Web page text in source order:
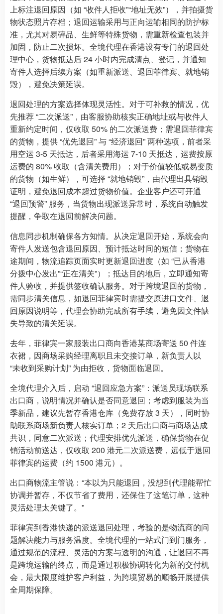
上标注退回原因（如 “收件人拒收”“地址无效”），并拍摄货
物状态照片存档；退回运输采用与正向运输相同的防护标
准，尤其对易碎品、生鲜等特殊货物，需重新检查包装并
加固，防止二次损坏。全境代理在香港设有专门的退回处
理中心，货物抵达后 24 小时内完成清点、登记，并通知
寄件人选择后续方案（如重新派送、退回菲律宾、就地销
毁），避免决策延误。
退回处理的方案选择体现灵活性。对于可补救的情况，优
先推荐 “二次派送”，由客服协助核实正确地址或与收件人
重新约定时间，仅收取 50% 的二次派送费；需退回菲律宾
的货物，提供 “优先退回” 与 “经济退回” 两种选项，前者采
用空运 3-5 天抵达，后者采用海运 7-10 天抵达，运费按原
运费的 80% 收取（含清关费用）；对于价值较低或易变质
的货物（如生鲜），可选择 “就地销毁”，由代理出具销毁
证明，避免退回成本超过货物价值。企业客户还可开通
“退回预警” 服务，当货物出现派送异常时，系统自动触发
提醒，争取在退回前解决问题。
信息同步机制确保各方知情。从决定退回开始，系统会向
寄件人发送包含退回原因、预计抵达时间的短信；货物在
途期间，物流追踪页面实时更新退回进度（如 “已从香港
分拨中心发出”“正在清关”）；抵达目的地后，立即通知寄
件人验收，并提供签收确认服务。对于跨境退回的货物，
需同步清关信息，如退回菲律宾时需提交原进口文件、退
回原因说明等，代理会协助完成所有手续，避免因文件缺
失导致的清关延误。
去年，菲律宾一家服装出口商向香港某商场寄送 50 件连
衣裙，因商场采购经理离职且未交接订单，新负责人以
“未收到采购计划” 为由拒收，货物面临退回。
全境代理介入后，启动 “退回应急方案”：派送员现场联系
出口商，说明情况并确认是否同意退回；考虑到服装为当
季新品，建议先暂存香港仓库（免费存放 3 天），同时协
助联系商场新负责人核实订单；2 天后出口商与商场达成
共识，同意二次派送；代理安排优先派送，确保货物在促
销活动前送达，仅收取 200 港元二次派送费，远低于退回
菲律宾的运费（约 1500 港元）。
出口商物流主管说：“本以为只能退回，没想到代理能帮忙
协调并暂存，不仅节省了费用，还保住了这笔订单，这种
灵活处理太关键了。”
菲律宾到香港快递的派送退回处理，考验的是物流商的问
题解决能力与服务温度。全境代理的一站式门到门服务，
通过规范的流程、灵活的方案与透明的沟通，让退回不再
是跨境运输的终点，而是通过积极协调转化为新的交付机
会，最大限度维护客户利益，为跨境贸易的顺畅开展提供
全周期保障。